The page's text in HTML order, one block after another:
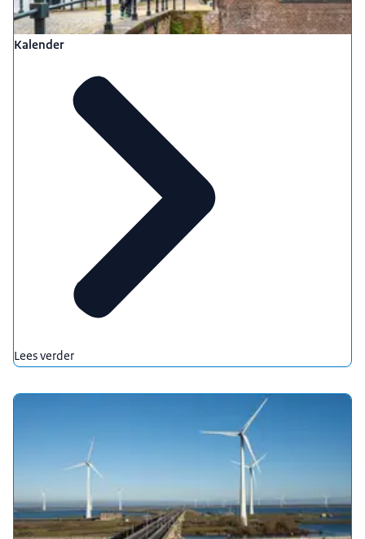
Kalender
Lees verder